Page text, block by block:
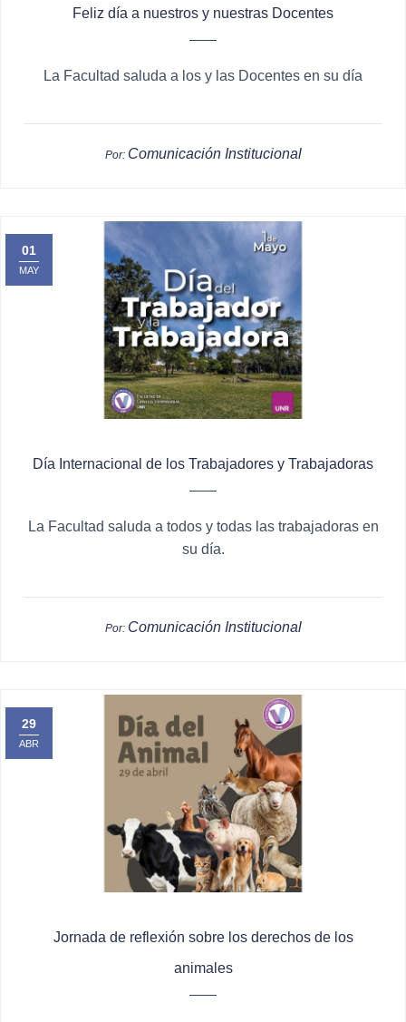
Feliz día a nuestros y nuestras Docentes
La Facultad saluda a los y las Docentes en su día
Por: Comunicación Institucional
01
MAY
Día Internacional de los Trabajadores y Trabajadoras
La Facultad saluda a todos y todas las trabajadoras en
su día.
Por: Comunicación Institucional
29
ABR
Jornada de reflexión sobre los derechos de los
animales